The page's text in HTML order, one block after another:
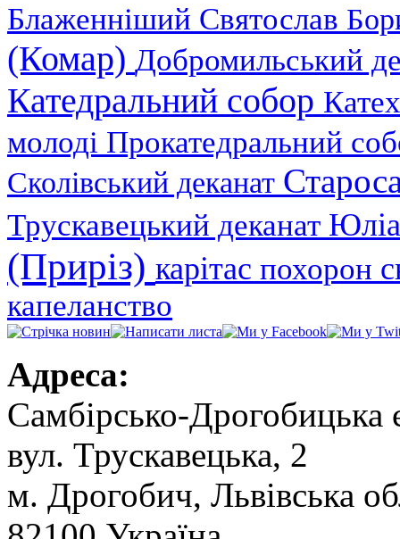
Блаженніший Святослав
(Комар) Добромильський
Катедральний собор
молоді Прокатедральний
Сколівський деканат
Трускавецький деканат
(Приріз) карітас похорон
капеланство
Адреса:
Самбірсько-Дрогобицька
вул. Трускавецька, 2
м. Дрогобич, Львівська